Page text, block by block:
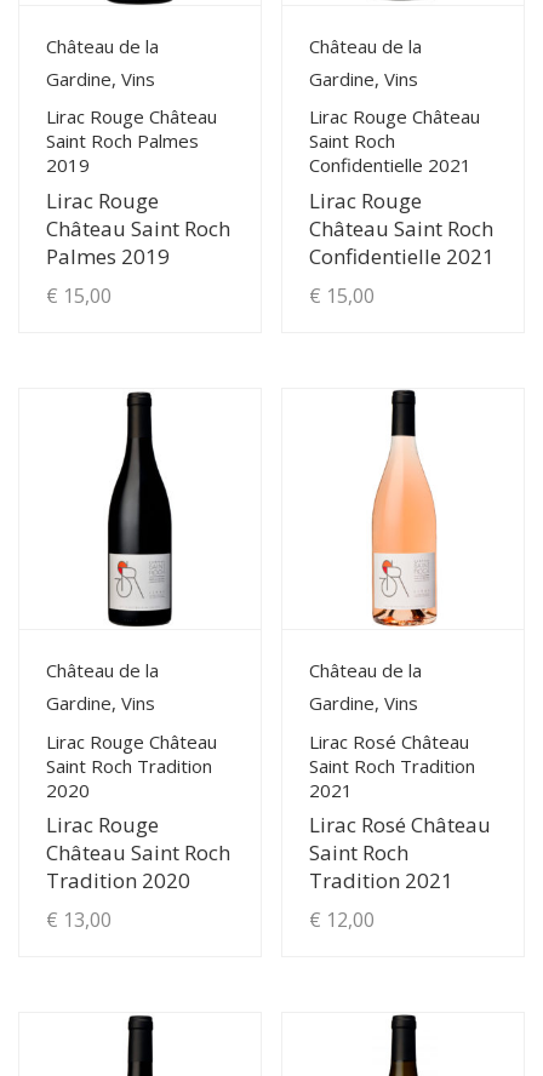
View Details
Château de la
Gardine, Vins
Lirac Rouge Château
Saint Roch Palmes
2019
Lirac Rouge
Château Saint Roch
Palmes 2019
€ 15,00
View Details
Château de la
Gardine, Vins
Lirac Rouge Château
Saint Roch
Confidentielle 2021
Lirac Rouge
Château Saint Roch
Confidentielle 2021
€ 15,00
View Details
Château de la
Gardine, Vins
Lirac Rouge Château
Saint Roch Tradition
2020
Lirac Rouge
Château Saint Roch
Tradition 2020
€ 13,00
View Details
Château de la
Gardine, Vins
Lirac Rosé Château
Saint Roch Tradition
2021
Lirac Rosé Château
Saint Roch
Tradition 2021
€ 12,00